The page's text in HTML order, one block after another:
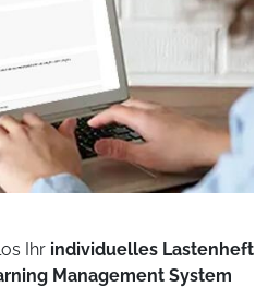
Ihr individuelles Lastenheft
Management System